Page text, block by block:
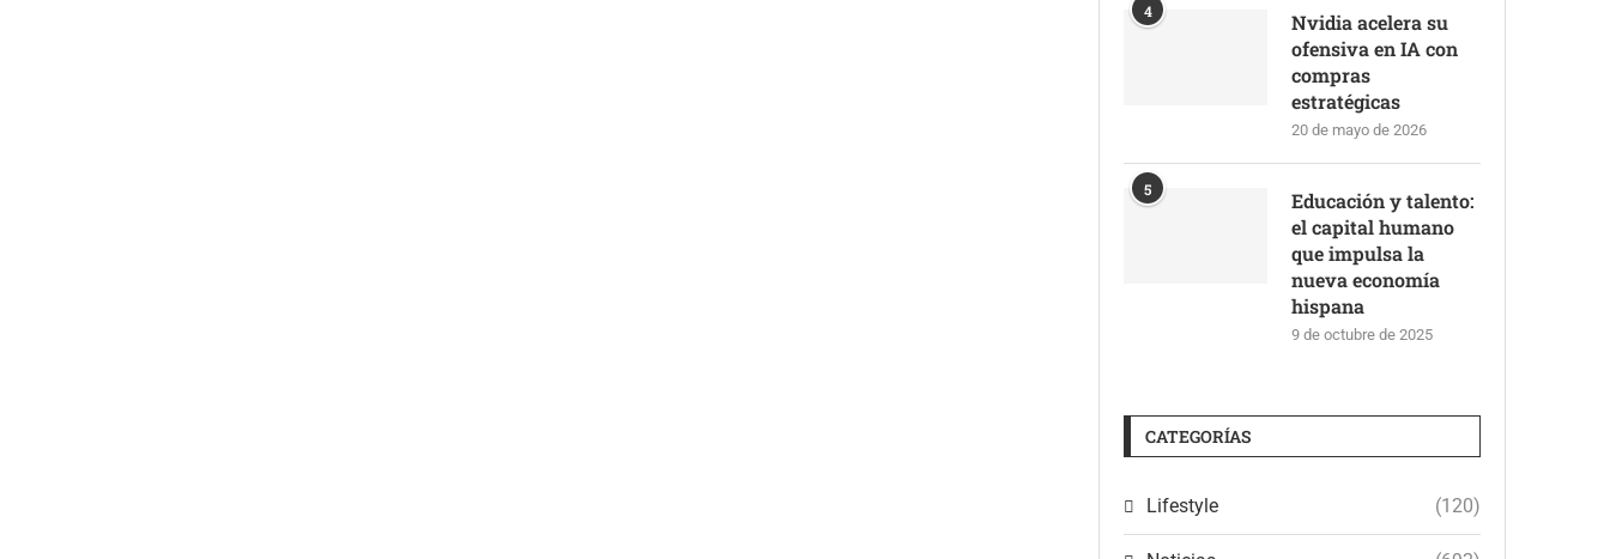
4
Nvidia acelera su
ofensiva en IA con
compras
estratégicas
20 de mayo de 2026
5
Educación y talento:
el capital humano
que impulsa la
nueva economía
hispana
9 de octubre de 2025
CATEGORÍAS
Lifestyle (120)